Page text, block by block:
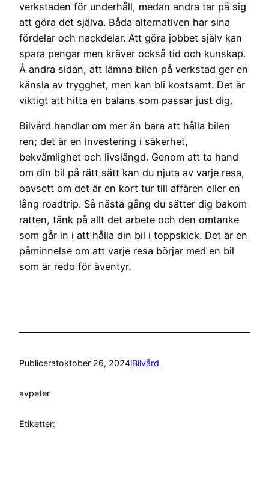
verkstaden för underhåll, medan andra tar på sig
att göra det själva. Båda alternativen har sina
fördelar och nackdelar. Att göra jobbet själv kan
spara pengar men kräver också tid och kunskap.
Å andra sidan, att lämna bilen på verkstad ger en
känsla av trygghet, men kan bli kostsamt. Det är
viktigt att hitta en balans som passar just dig.
Bilvård handlar om mer än bara att hålla bilen
ren; det är en investering i säkerhet,
bekvämlighet och livslängd. Genom att ta hand
om din bil på rätt sätt kan du njuta av varje resa,
oavsett om det är en kort tur till affären eller en
lång roadtrip. Så nästa gång du sätter dig bakom
ratten, tänk på allt det arbete och den omtanke
som går in i att hålla din bil i toppskick. Det är en
påminnelse om att varje resa börjar med en bil
som är redo för äventyr.
Publiceratoktober 26, 2024iBilvård
avpeter
Etiketter: